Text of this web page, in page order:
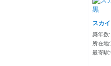
スカ
築年数
所在地
最寄駅